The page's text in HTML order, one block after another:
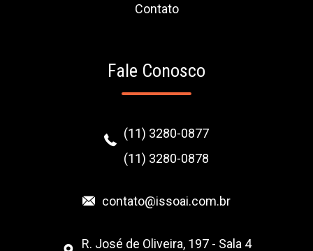
Contato
Fale Conosco
(11) 3280-0877
(11) 3280-0878
contato@issoai.com.br
R. José de Oliveira, 197 - Sala 4